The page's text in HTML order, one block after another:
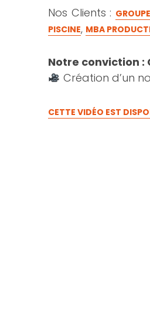
Nos Clients :
PISCINE, MBA
Notre conviction :
Création d’un
CETTE VIDÉO EST